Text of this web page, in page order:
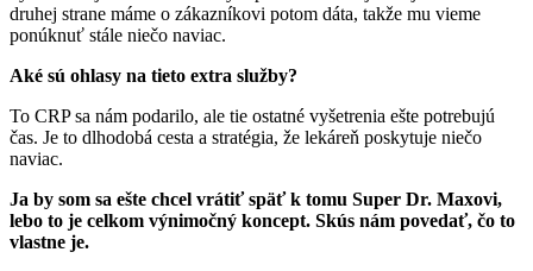
druhej strane máme o zákazníkovi potom dáta, takže mu vieme
ponúknuť stále niečo naviac.
Aké sú ohlasy na tieto extra služby?
To CRP sa nám podarilo, ale tie ostatné vyšetrenia ešte potrebujú
čas. Je to dlhodobá cesta a stratégia, že lekáreň poskytuje niečo
naviac.
Ja by som sa ešte chcel vrátiť späť k tomu Super Dr. Maxovi,
lebo to je celkom výnimočný koncept. Skús nám povedať, čo to
vlastne je.